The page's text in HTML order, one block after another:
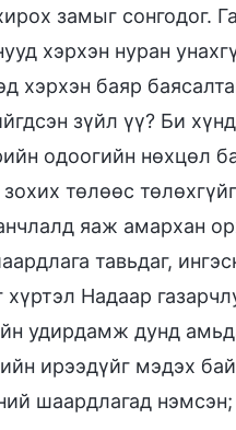
замыг сонгодог.
хэрхэн нуран
хэрхэн баяр
зүйл үү? Би
одоогийн нөхцөл
төлөөс
яаж амархан
тавьдаг,
Надаар
удирдамж дунд
ирээдүйг мэдэх
шаардлагад нэмсэн;